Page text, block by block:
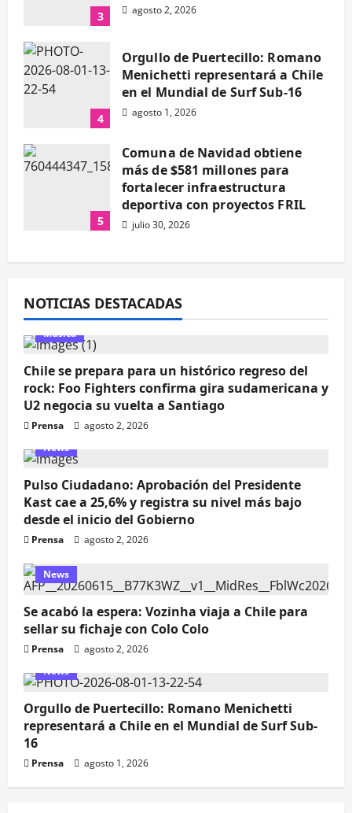
3 agosto 2, 2026
4
Orgullo de Puertecillo: Romano
Menichetti representará a Chile
en el Mundial de Surf Sub-16
agosto 1, 2026
5
Comuna de Navidad obtiene
más de $581 millones para
fortalecer infraestructura
deportiva con proyectos FRIL
julio 30, 2026
NOTICIAS DESTACADAS
Música
Chile se prepara para un histórico regreso del
rock: Foo Fighters confirma gira sudamericana y
U2 negocia su vuelta a Santiago
Prensa
agosto 2, 2026
News
Pulso Ciudadano: Aprobación del Presidente
Kast cae a 25,6% y registra su nivel más bajo
desde el inicio del Gobierno
Prensa agosto 2, 2026
News
Se acabó la espera: Vozinha viaja a Chile para
sellar su fichaje con Colo Colo
Prensa
agosto 2, 2026
News
Orgullo de Puertecillo: Romano Menichetti
representará a Chile en el Mundial de Surf Sub-
16
Prensa agosto 1, 2026